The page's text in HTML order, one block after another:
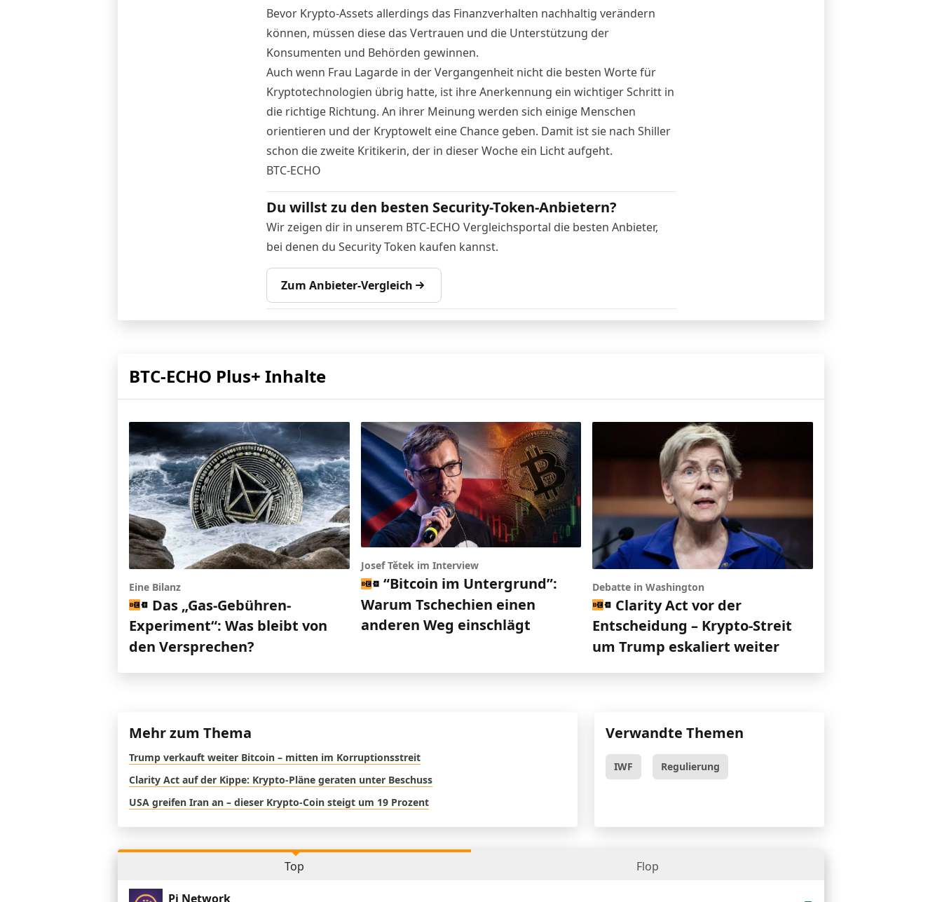
Bevor Krypto-Assets allerdings das Finanzverhalten nachhaltig verändern
können, müssen diese das Vertrauen und die Unterstützung der
Konsumenten und Behörden gewinnen.
Auch wenn Frau Lagarde in der Vergangenheit nicht die besten Worte für
Kryptotechnologien übrig hatte, ist ihre Anerkennung ein wichtiger Schritt in
die richtige Richtung. An ihrer Meinung werden sich einige Menschen
orientieren und der Kryptowelt eine Chance geben. Damit ist sie nach Shiller
schon die zweite Kritikerin, der in dieser Woche ein Lichtaufgeht.
BTC-ECHO
Du willst zu den besten Security-Token-Anbietern?
Wir zeigen dir in unserem BTC-ECHO Vergleichsportal die besten Anbieter,
bei denen du Security Token kaufen kannst.
Zum Anbieter-Vergleich
BTC-ECHO Plus+ Inhalte
Eine Bilanz
Das „Gas-Gebühren-
Experiment“: Was bleibt von
den Versprechen?
Josef Tětek im Interview
“Bitcoin im Untergrund”:
Warum Tschechien einen
anderen Weg einschlägt
Debatte in Washington
Clarity Act vor der
Entscheidung – Krypto-Streit
um Trump eskaliert weiter
Mehr zum Thema
Trump verkauft weiter Bitcoin – mitten im Korruptionsstreit
Clarity Act auf der Kippe: Krypto-Pläne geraten unter Beschuss
USA greifen Iran an – dieser Krypto-Coin steigt um 19 Prozent
Verwandte Themen
IWF Regulierung
Top Flop
Pi Network